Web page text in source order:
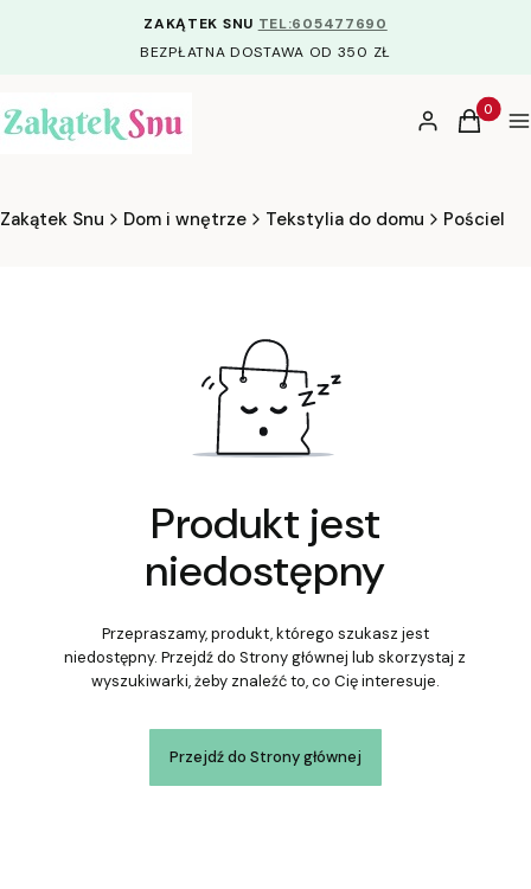
ZAKĄTEK SNU TEL:605477690
BEZPŁATNA DOSTAWA OD 350 ZŁ
Zaloguj sięKoszyk
Zakątek Snu Dom i wnętrze Tekstylia do domu Pościel
Produkt jest
niedostępny
Przepraszamy, produkt, którego szukasz jest
niedostępny. Przejdź do Strony głównej lub skorzystaj z
wyszukiwarki, żeby znaleźć to, co Cię interesuje.
Przejdź do Strony głównej